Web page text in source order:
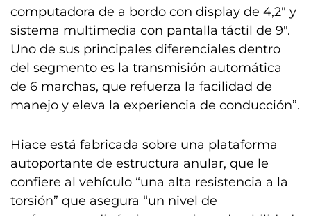
computadora de a bordo con display de 4,2″ y
sistema multimedia con pantalla táctil de 9″.
Uno de sus principales diferenciales dentro
del segmento es la transmisión automática
de 6 marchas, que refuerza la facilidad de
manejo y eleva la experiencia de conducción”.
Hiace está fabricada sobre una plataforma
autoportante de estructura anular, que le
confiere al vehículo “una alta resistencia a la
torsión” que asegura “un nivel de